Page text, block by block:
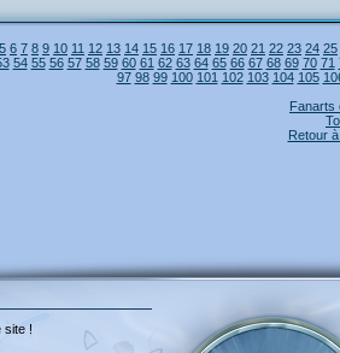
5 6 7 8 9 10 11 12 13 14 15 16 17 18 19 20 21 22 23 24 25
54 55 56 57 58 59 60 61 62 63 64 65 66 67 68 69 70 71
97 98 99 100 101 102 103 104 105
Fanarts
Retour
site !